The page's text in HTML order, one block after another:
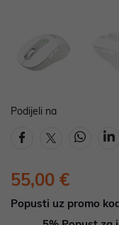
Podijeli na
55,00 €
Popusti uz promo